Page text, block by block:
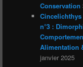
Conservation
n°3 :
Alimentation
janvier 2025